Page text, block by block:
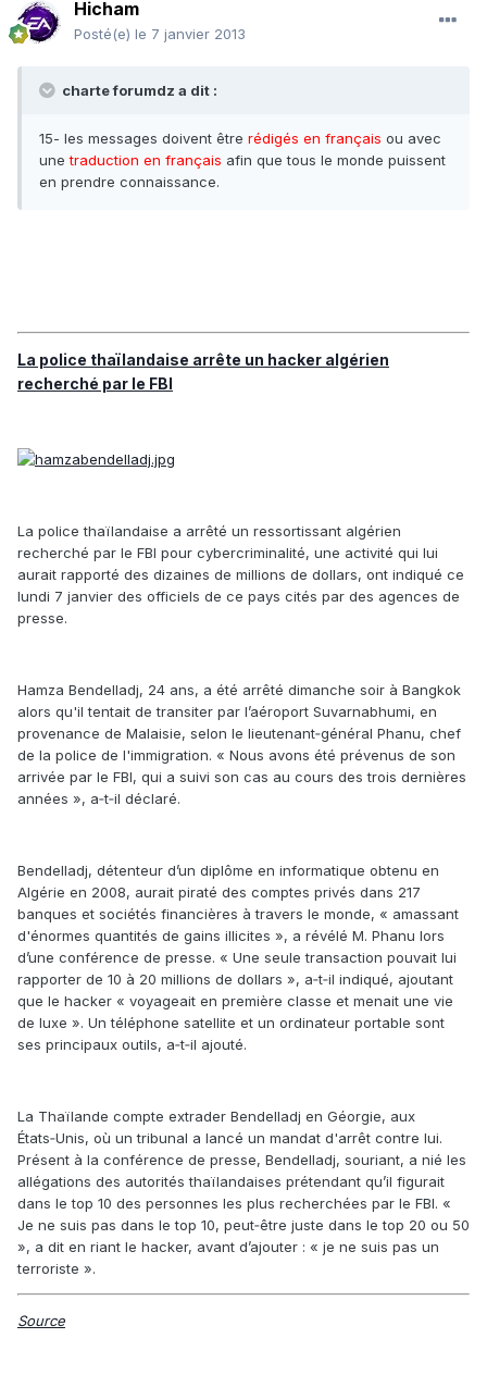
Hicham
Posté(e) le 7 janvier 2013
charte forumdz a dit :
15- les messages doivent être rédigés en français ou avec
unetraduction en français afin que tous le monde puissent
en prendre connaissance.
La police thaïlandaise arrête un hacker algérien
recherché par le FBI
La police thaïlandaise a arrêté un ressortissant algérien
recherché par le FBI pour cybercriminalité, une activité qui lui
aurait rapporté des dizaines de millions de dollars, ont indiqué ce
lundi 7 janvier des officiels de ce pays cités par des agences de
presse.
Hamza Bendelladj, 24 ans, a été arrêté dimanche soir à Bangkok
alors qu'il tentait de transiter par l’aéroport Suvarnabhumi, en
provenance de Malaisie, selon le lieutenant‑général Phanu, chef
de la police de l'immigration. « Nous avons été prévenus de son
arrivée par le FBI, qui a suivi son cas au cours des trois dernières
années », a‑t‑il déclaré.
Bendelladj, détenteur d’un diplôme en informatique obtenu en
Algérie en 2008, aurait piraté des comptes privés dans 217
banques et sociétés financières à travers le monde, « amassant
d'énormes quantités de gains illicites », a révélé M. Phanu lors
d’une conférence de presse. « Une seule transaction pouvait lui
rapporter de 10 à 20 millions de dollars », a‑t‑il indiqué, ajoutant
que le hacker « voyageait en première classe et menait une vie
de luxe ». Un téléphone satellite et un ordinateur portable sont
ses principaux outils, a‑t‑il ajouté.
La Thaïlande compte extrader Bendelladj en Géorgie, aux
États‑Unis, où un tribunal a lancé un mandat d'arrêt contre lui.
Présent à la conférence de presse, Bendelladj, souriant, a nié les
allégations des autorités thaïlandaises prétendant qu’il figurait
dans le top 10 des personnes les plus recherchées par le FBI. «
Je ne suis pas dans le top 10, peut‑être juste dans le top 20 ou 50
», a dit en riant le hacker, avant d’ajouter : « je ne suis pas un
terroriste ».
Source